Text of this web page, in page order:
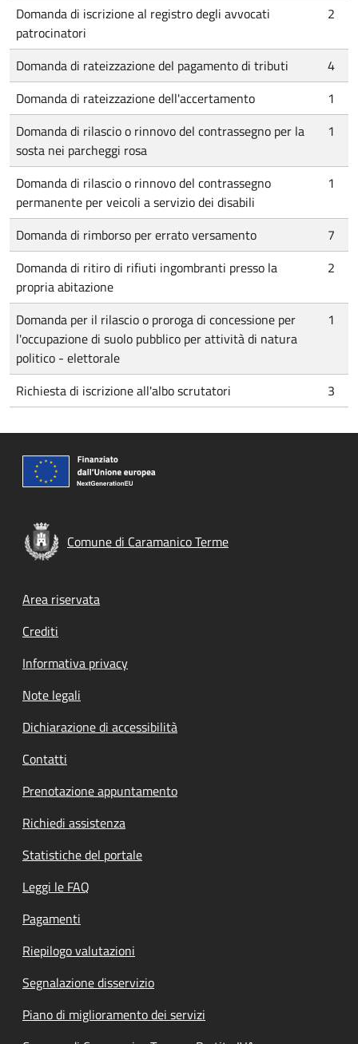
Domanda di iscrizione al registro degli avvocati
patrocinatori
2
Domanda di rateizzazione del pagamento di tributi
4
Domanda di rateizzazione dell'accertamento
1
Domanda di rilascio o rinnovo del contrassegno per la
sosta nei parcheggi rosa
1
Domanda di rilascio o rinnovo del contrassegno
permanente per veicoli a servizio dei disabili
1
Domanda di rimborso per errato versamento
7
Domanda di ritiro di rifiuti ingombranti presso la
propria abitazione
2
Domanda per il rilascio o proroga di concessione per
l'occupazione di suolo pubblico per attività di natura
politico - elettorale
1
Richiesta di iscrizione all'albo scrutatori 3
Comune di Caramanico Terme
Footer menu
Area riservata
Crediti
Informativa privacy
Note legali
Dichiarazione di accessibilità
Contatti
Prenotazione appuntamento
Richiedi assistenza
Statistiche del portale
Leggi le FAQ
Pagamenti
Riepilogo valutazioni
Segnalazione disservizio
Piano di miglioramento dei servizi